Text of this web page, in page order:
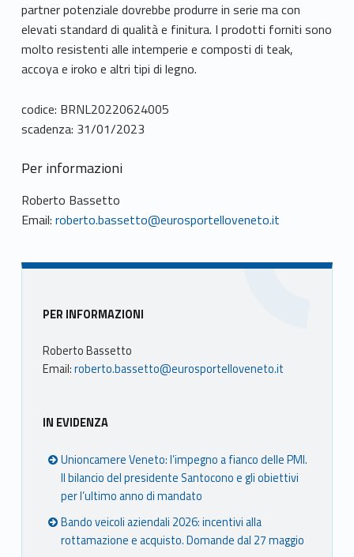
partner potenziale dovrebbe produrre in serie ma con
elevati standard di qualità e finitura. I prodotti forniti sono
molto resistenti alle intemperie e composti di teak,
accoya e iroko e altri tipi di legno.
codice: BRNL20220624005
scadenza: 31/01/2023
Per informazioni
Roberto Bassetto
Email: roberto.bassetto@eurosportelloveneto.it
Sidebar
PER INFORMAZIONI
Roberto Bassetto
Email:roberto.bassetto@eurosportelloveneto.it
IN EVIDENZA
Unioncamere Veneto: l’impegno a fianco delle PMI.
Il bilancio del presidente Santocono e gli obiettivi
per l’ultimo anno di mandato
Bando veicoli aziendali 2026: incentivi alla
rottamazione e acquisto. Domande dal 27 maggio